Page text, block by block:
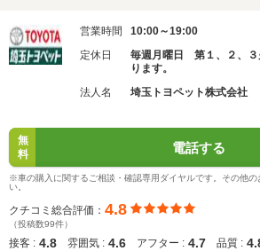
営業時間
10:00～19:00
定休日
毎週月曜日 第１、２、３
ります。
法人名
埼玉トヨペット株式会社
無
料
電話する
※車の購入に関するご相談・確認専用ダイヤルです。その他の
い。
クチコミ総合評価： 4.8
（投稿数99件）
接客 : 4.8 雰囲気 : 4.6 アフター : 4.7 品質 :